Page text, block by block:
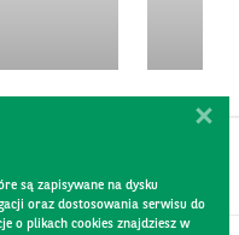
są zapisywane na dysku
oraz dostosowania serwisu do
o plikach cookies znajdziesz w